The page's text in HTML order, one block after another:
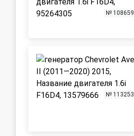
№ 108659
№ 113253